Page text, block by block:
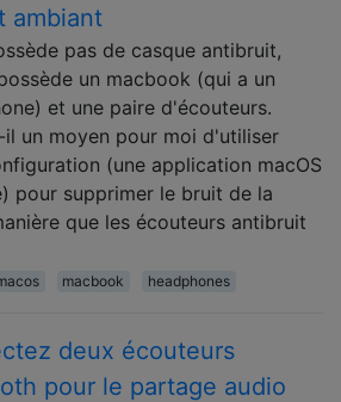
ambiant
pas de casque antibruit,
un macbook (qui a un
et une paire d'écouteurs.
un moyen pour moi d'utiliser
(une application macOS
pour supprimer le bruit de la
que les écouteurs antibruit
macbook headphones
deux écouteurs
pour le partage audio